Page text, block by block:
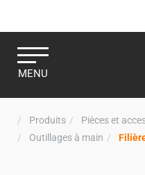
MENU
Produits Pièces et
Outillages à main